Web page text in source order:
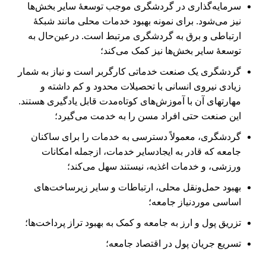
سرمایه‌‌‌‌‌‌گذاری در گردشگری موجب توسعۀ سایر بخش‏‌ها
نیز می‏‌شود. برای نمونه بهبود خدمات محلی مانند شبکۀ
ارتباطی و برق به گردشگری مرتبط است. درعین‌حال به
توسعۀ سایر بخش‏‌ها نیز کمک می‌‏کند؛
گردشگری یک صنعت خدماتی کارگربر است و نیاز به شمار
زیادی نیروی انسانی با تحصیلات محدود و کم داشته و
مهارت‏های آن با آموزش‏‌های کوتاه‌مدت قابل یادگیری هستند.
این صنعت حتی افراد مسن را به خدمت می‏‌گیرد؛
گردشگری، معمولاً دسترسی به خدمات را برای ساکنان
جامعه که قادر به ایجادسایر خدمات، ازجمله امکانات
ورزشی، و خدمات اغذیه، نیستند سهل می‏‌کند؛
بهبود ‌‌‌حمل‌ونقل محلی، ارتباطات و سایر زیرساخت‏‌های
اساسی موردنیاز جامعه؛
تزریق پول و ارز به جامعه و کمک به بهبود تراز پرداخت‌‏ها؛
تسریع جریان پول در اقتصاد جامعه؛